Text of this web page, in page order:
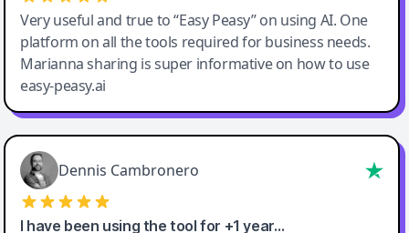
Very useful and true to “Easy Peasy” on using AI. One
platform on all the tools required for business needs.
Marianna sharing is super informative on how to use
easy-peasy.ai
Dennis Cambronero
I have been using the tool for +1 year…